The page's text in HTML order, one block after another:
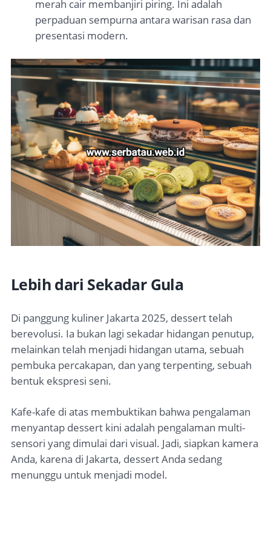
merah cair membanjiri piring. Ini adalah
perpaduan sempurna antara warisan rasa dan
presentasi modern.
Lebih dari Sekadar Gula
Di panggung kuliner Jakarta 2025, dessert telah
berevolusi. Ia bukan lagi sekadar hidangan penutup,
melainkan telah menjadi hidangan utama, sebuah
pembuka percakapan, dan yang terpenting, sebuah
bentuk ekspresi seni.
Kafe-kafe di atas membuktikan bahwa pengalaman
menyantap dessert kini adalah pengalaman multi-
sensori yang dimulai dari visual. Jadi, siapkan kamera
Anda, karena di Jakarta, dessert Anda sedang
menunggu untuk menjadi model.